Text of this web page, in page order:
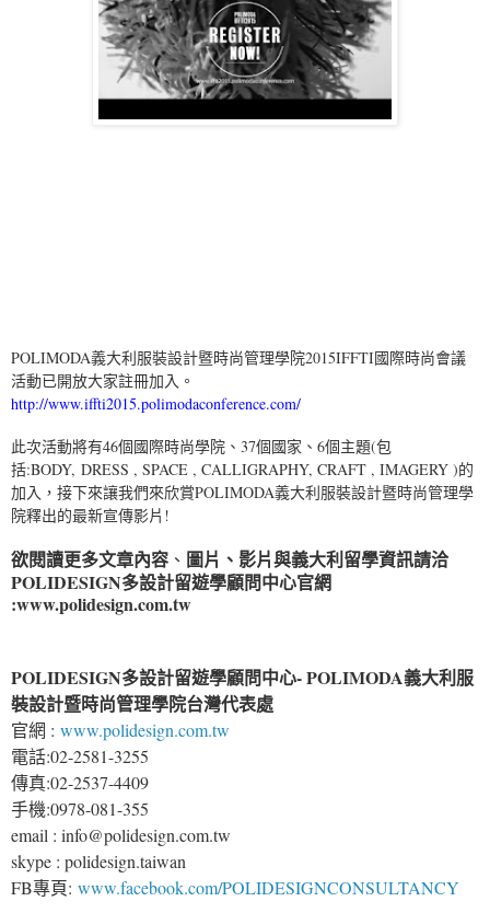
POLIMODA義大利服裝設計暨時尚管理學院2015IFFTI國際時尚會議
活動已開放大家註冊加入。
http://www.iffti2015.polimodaconference.com/
此次活動將有46個國際時尚學院、37個國家、6個主題‪(包
括:BODY, ‪DRESS‬ , SPACE‬ ‪, ‎CALLIGRAPHY‬, ‎CRAFT‬ ‪, ‎IMAGERY‬ )的
加入，接下來讓我們來欣賞POLIMODA義大利服裝設計暨時尚管理學
院釋出的最新宣傳影片!
欲閱讀更多文章內容 、 圖片、影片與義大利留學資訊請洽
POLIDESIGN多設計留遊學顧問中心官網
:www.polidesign.com.tw
POLIDESIGN多設計留遊學顧問中心- POLIMODA義大利服
裝設計暨時尚管理學院台灣代表處
官網 : www.polidesign.com.tw
電話:02-2581-3255
傳真:02-2537-4409
手機:0978-081-355
email : info@polidesign.com.tw
skype : polidesign.taiwan
FB專頁: www.facebook.com/POLIDESIGNCONSULTANCY